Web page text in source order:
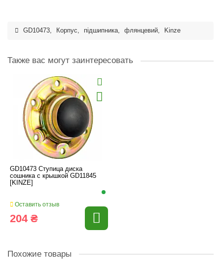
GD10473, Корпус, підшипника, флянцевий, Kinze
Также вас могут заинтересовать
GD10473 Ступица диска
сошника с крышкой GD11845
[KINZE]
Оставить отзыв
204 ₴
Похожие товары